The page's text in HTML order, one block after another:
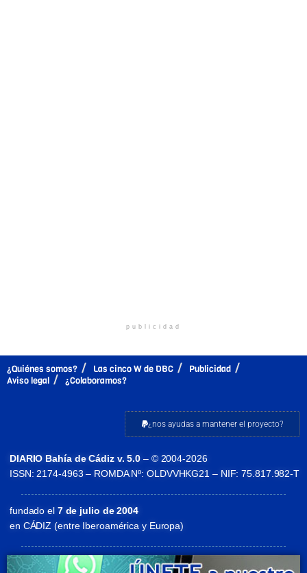
publicidad
¿Quiénes somos? Las cinco W de DBC
Publicidad
Aviso legal
¿Colaboramos?
¿nos ayudas a mantener el proyecto?
DIARIO Bahía de Cádiz v. 5.0 – © 2004-2026
ISSN: 2174-4963 – ROMDA Nº: OLDVVHKG21 – NIF: 75.817.982-T
fundado el7 de julio de 2004
en CÁDIZ (entre Iberoamérica y Europa)